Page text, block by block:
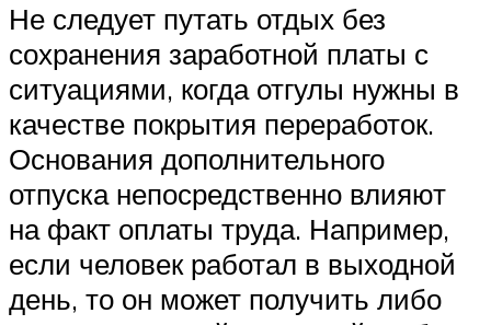
Не следует путать отдых без
сохранения заработной платы с
ситуациями, когда отгулы нужны в
качестве покрытия переработок.
Основания дополнительного
отпуска непосредственно влияют
на факт оплаты труда. Например,
если человек работал в выходной
день, то он может получить либо